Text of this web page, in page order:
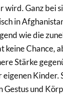
wird. Ganz bei
in
wie die
keine Chance,
Stärke
Kinder.
und